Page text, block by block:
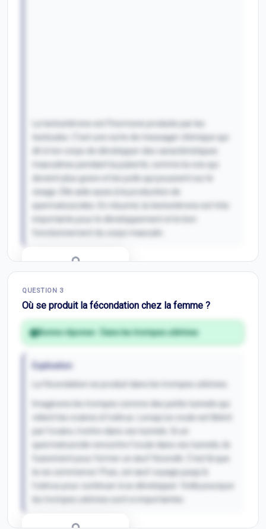
testicules. C'est une sorte de messager chimique qui
dit à ton corps de développer des caractéristiques
masculines pendant la puberté, comme la voix qui
devient plus grave et les poils qui poussent sur le
visage. Elle aide aussi à la production de
spermatozoïdes. En résumé, la testostérone est très
importante pour le développement et le bon
fonctionnement du corps masculin.
QUESTION 3
Où se produit la fécondation chez la femme ?
Bonne réponse : Dans les trompes utérines
Explication
La fécondation se produit dans les trompes utérines.
Imaginons les trompes comme des petits tunnels qui
relient les ovaires à l'utérus. Lorsqu'un ovule est libéré
spermatozoïde rencontre l'ovule dans ces tunnels, ils
fusionnent pour former un œuf fécondé. C'est là que
la vie commence ! Puis, cet œuf voyage jusqu'à
l'utérus pour continuer à se développer. Voilà pourquoi